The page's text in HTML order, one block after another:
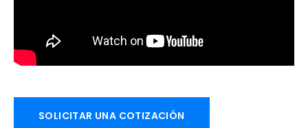
SOLICITAR UNA COTIZACIÓN